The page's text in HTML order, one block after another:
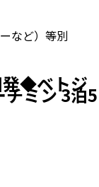
など）等別
◆ベトジ
ミン 3泊5